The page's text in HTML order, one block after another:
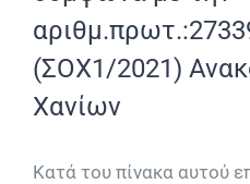
(ΣΟΧ1/2021)
Χανίων
Κατά του πίνακα αυτού